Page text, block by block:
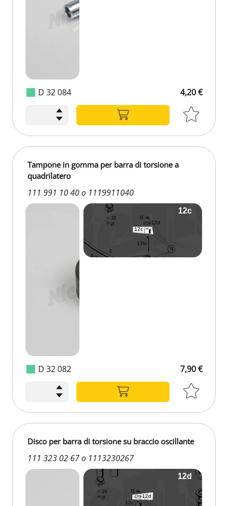
D 32 084 4,20 €
D 32 082
Tampone in gomma per barra di torsione a
quadrilatero
111 991 10 40 o 1119911040
7,90 €
Disco per barra di torsione su braccio oscillante
111 323 02 67 o 1113230267